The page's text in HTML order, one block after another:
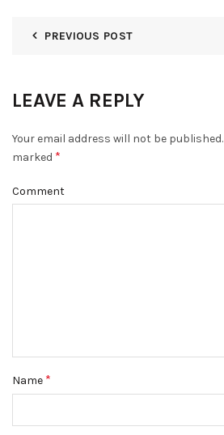
PREVIOUS POST
LEAVE A REPLY
Your email address will not be published.
marked *
Comment
Name *